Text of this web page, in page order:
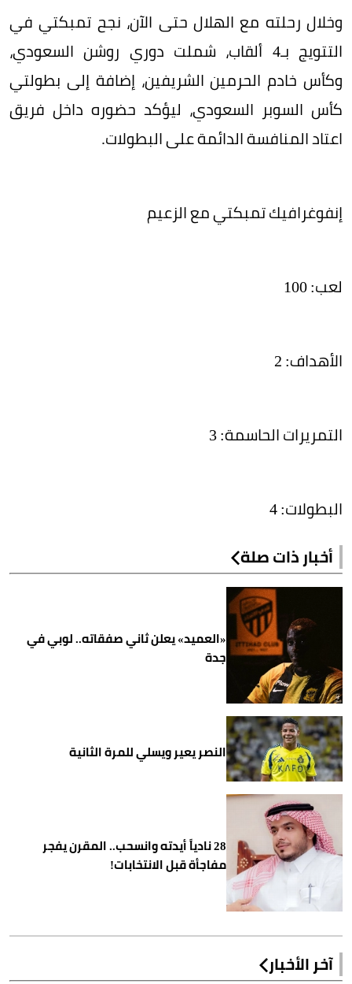
وخلال رحلته مع الهلال حتى الآن، نجح تمبكتي في
التتويج بـ4 ألقاب، شملت دوري روشن السعودي،
وكأس خادم الحرمين الشريفين، إضافة إلى بطولتي
كأس السوبر السعودي، ليؤكد حضوره داخل فريق
اعتاد المنافسة الدائمة على البطولات.
إنفوغرافيك تمبكتي مع الزعيم
لعب: 100
الأهداف: 2
التمريرات الحاسمة: 3
البطولات: 4
أخبار ذات صلة
«العميد» يعلن ثاني صفقاته.. لوبي في
جدة
النصر يعير ويسلي للمرة الثانية
28 نادياً أيدته وانسحب.. المقرن يفجر
مفاجأة قبل الانتخابات!
آخر الأخبار